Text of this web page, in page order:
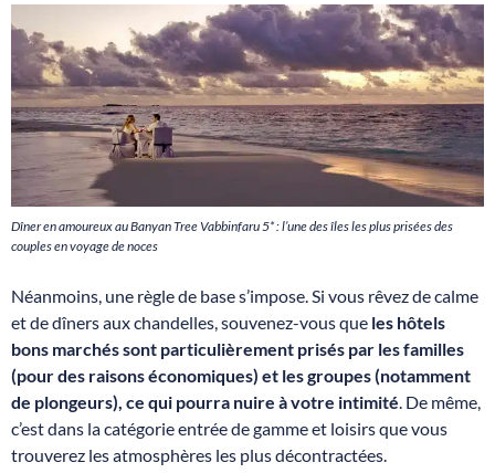
Dîner en amoureux au Banyan Tree Vabbinfaru 5* : l’une des îles les plus prisées des
couples en voyage de noces
Néanmoins, une règle de base s’impose. Si vous rêvez de calme
et de dîners aux chandelles, souvenez-vous que les hôtels
bons marchés sont particulièrement prisés par les familles
(pour des raisons économiques) et les groupes (notamment
de plongeurs), ce qui pourra nuire à votre intimité. De même,
c’est dans la catégorie entrée de gamme et loisirs que vous
trouverez les atmosphères les plus décontractées.